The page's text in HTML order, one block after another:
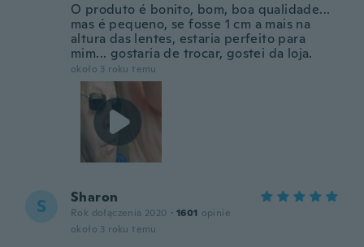
O produto é bonito, bom, boa qualidade...
mas é pequeno, se fosse 1 cm a mais na
altura das lentes, estaria perfeito para
mim... gostaria de trocar, gostei da loja.
około 3 roku temu
S Sharon
Rok dołączenia 2020 · 1601 opinie
około 3 roku temu